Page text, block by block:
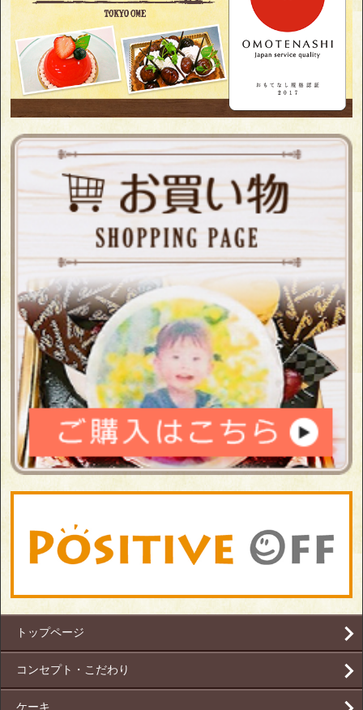
トップページ
コンセプト・こだわり
ケーキ